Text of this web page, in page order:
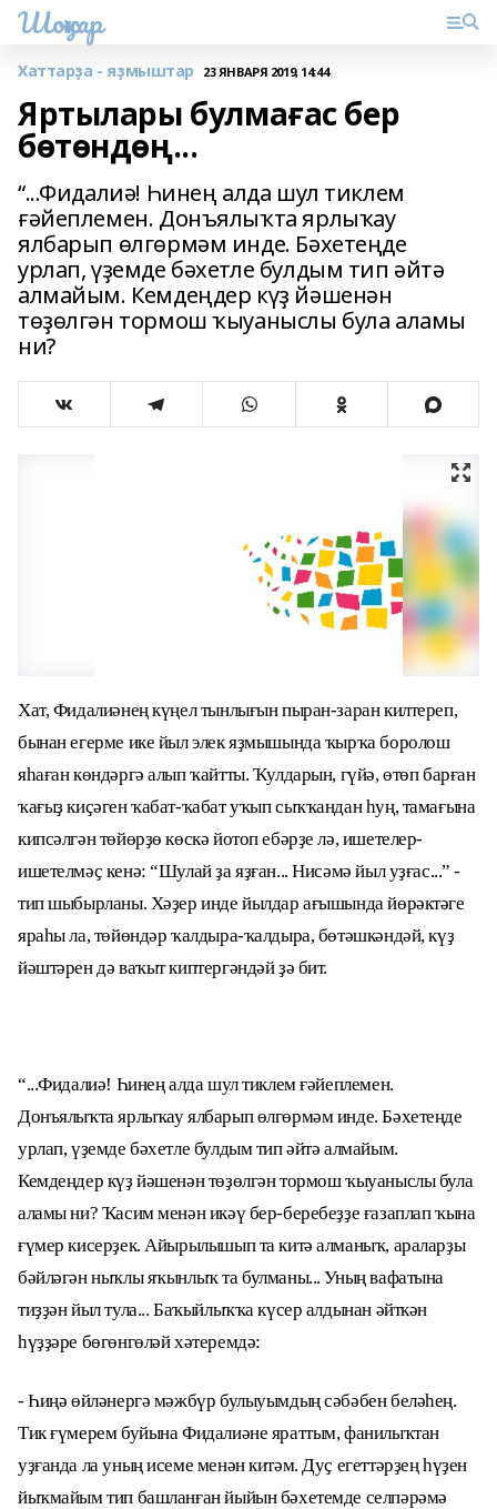
Шоңҡар
Хаттарҙа - яҙмыштар 23 ЯНВАРЯ 2019, 14:44
Яртылары булмағас бер
бөтөндөң...
“...Фидалиә! Һинең алда шул тиклем
ғәйеплемен. Донъялыҡта ярлыҡау
ялбарып өлгөрмәм инде. Бәхетеңде
урлап, үҙемде бәхетле булдым тип әйтә
алмайым. Кемдеңдер күҙ йәшенән
төҙөлгән тормош ҡыуаныслы була аламы
ни?
Хат, Фидалиәнең күңел тынлығын пыран-заран килтереп,
бынан егерме ике йыл элек яҙмышында ҡырҡа боролош
яһаған көндәргә алып ҡайтты. Ҡулдарын, гүйә, өтөп барған
ҡағыҙ киҫәген ҡабат-ҡабат уҡып сыҡҡандан һуң, тамағына
кипсәлгән төйөрҙө көскә йотоп ебәрҙе лә, ишетелер-
ишетелмәҫ кенә: “Шулай ҙа яҙған... Нисәмә йыл уҙғас...” -
тип шыбырланы. Хәҙер инде йылдар ағышында йөрәктәге
яраһы ла, төйөндәр ҡалдыра-ҡалдыра, бөтәшкәндәй, күҙ
йәштәрен дә ваҡыт киптергәндәй ҙә бит.
“...Фидалиә! Һинең алда шул тиклем ғәйеплемен.
Донъялыҡта ярлыҡау ялбарып өлгөрмәм инде. Бәхетеңде
урлап, үҙемде бәхетле булдым тип әйтә алмайым.
Кемдеңдер күҙ йәшенән төҙөлгән тормош ҡыуаныслы була
аламы ни? Ҡасим менән икәү бер-беребеҙҙе ғазаплап ҡына
ғүмер кисерҙек. Айырылышып та китә алманыҡ, араларҙы
бәйләгән ныҡлы яҡынлыҡ та булманы... Уның вафатына
тиҙҙән йыл тула... Баҡыйлыҡҡа күсер алдынан әйткән
һүҙҙәре бөгөнгөләй хәтеремдә:
- Һиңә өйләнергә мәжбүр булыуымдың сәбәбен беләһең.
Тик ғүмерем буйына Фидалиәне яраттым, фанилыҡтан
уҙғанда ла уның исеме менән китәм. Дуҫ егеттәрҙең һүҙен
йыҡмайым тип башланған йыйын бәхетемде селпәрәмә